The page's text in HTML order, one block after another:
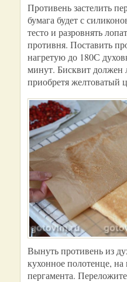
Противень застелить
бумага будет с
тесто и разровнять
противня. Поставить
нагретую до 180С
минут. Бисквит должен
приобретя желтоватый
Вынуть противень из
кухонное полотенце,
пергамента.